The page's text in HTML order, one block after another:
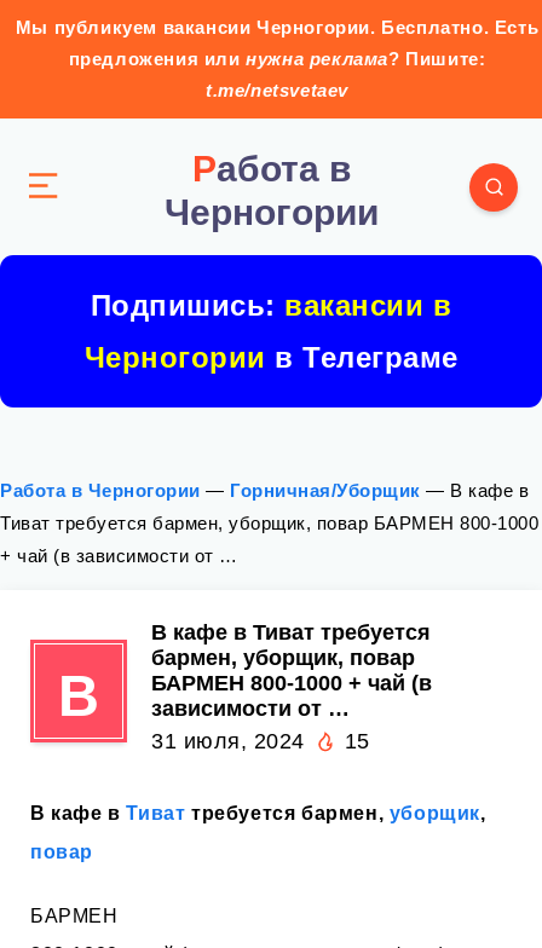
Мы публикуем вакансии Черногории. Бесплатно. Есть
предложения илинужна реклама? Пишите:
t.me/netsvetaev
Работа в
Черногории
Подпишись: вакансии в
Черногории в Телеграме
Работа в Черногории — Горничная/Уборщик — В кафе в
Тиват требуется бармен, уборщик, повар БАРМЕН 800-1000
+ чай (в зависимости от …
В
В кафе в Тиват требуется
бармен, уборщик, повар
БАРМЕН 800-1000 + чай (в
зависимости от …
31 июля, 2024
15
В кафе вТиват требуется бармен, уборщик,
повар
БАРМЕН